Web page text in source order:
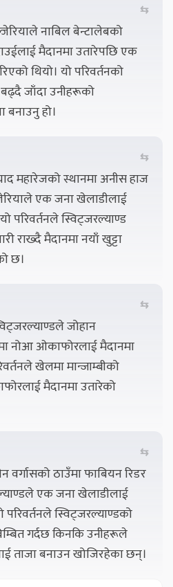
⇆
नाबिल बेन्टालेबको
मैदानमा उतारेपछि एक
थियो। यो परिवर्तनको
जाँदा उनीहरूको
बनाउनु हो।
⇆
महारेजको स्थानमा अनीस हाज
एक जना खेलाडीलाई
परिवर्तनले स्विट्जरल्याण्ड
राख्दै मैदानमा नयाँ खुट्टा
छ।
⇆
जोहान
नोआ ओकाफोरलाई मैदानमा
खेलमा मान्जाम्बीको
मैदानमा उतारेको
⇆
ठाउँमा फाबियन रिडर
एक जना खेलाडीलाई
परिवर्तनले स्विट्जरल्याण्डको
गर्दछ किनकि उनीहरूले
ताजा बनाउन खोजिरहेका छन्।